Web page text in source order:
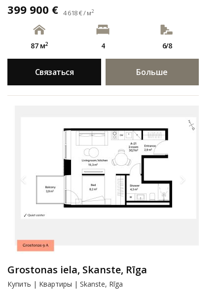
399 900 € 4 618 € / м2
87 м2 4 6/8
Связаться Больше
Grostonas iela, Skanste, Rīga
Купить | Kвартиры | Skanste, Rīga